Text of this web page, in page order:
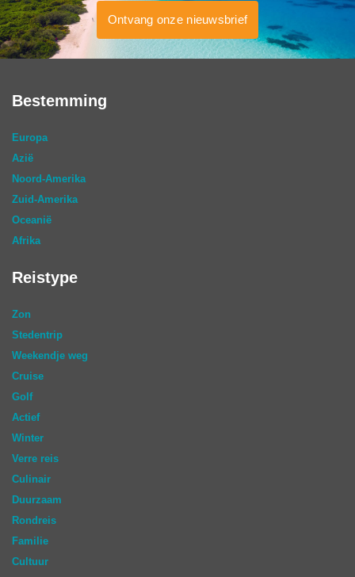
Ontvang onze nieuwsbrief
Bestemming
Europa
Azië
Noord-Amerika
Zuid-Amerika
Oceanië
Afrika
Reistype
Zon
Stedentrip
Weekendje weg
Cruise
Golf
Actief
Winter
Verre reis
Culinair
Duurzaam
Rondreis
Familie
Cultuur